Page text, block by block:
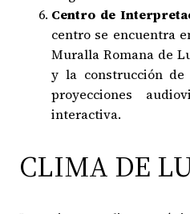
Centro de
centro se encuentra
Muralla Romana de
y la construcción
proyecciones
interactiva.
CLIMA DE